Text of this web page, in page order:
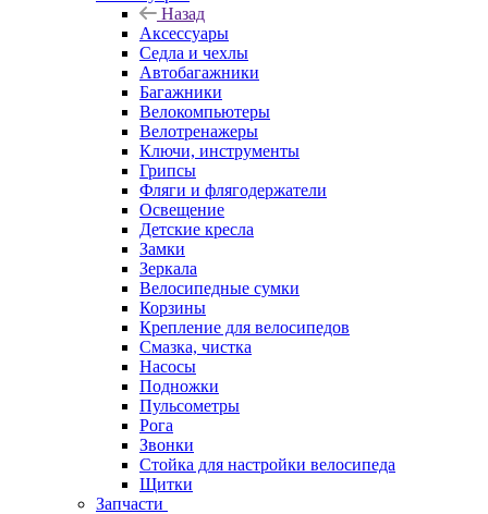
Назад
Аксессуары
Седла и чехлы
Автобагажники
Багажники
Велокомпьютеры
Велотренажеры
Ключи, инструменты
Грипсы
Фляги и флягодержатели
Освещение
Детские кресла
Замки
Зеркала
Велосипедные сумки
Корзины
Крепление для велосипедов
Смазка, чистка
Насосы
Подножки
Пульсометры
Рога
Звонки
Стойка для настройки велосипеда
Щитки
Запчасти